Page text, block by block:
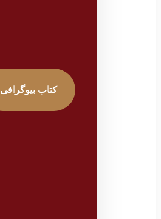
کتاب بیوگرافی